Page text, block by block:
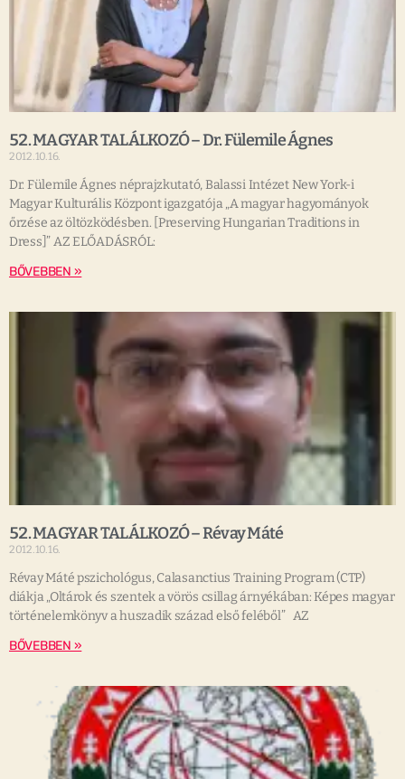
52. MAGYAR TALÁLKOZÓ – Dr. Fülemile Ágnes
2012.10.16.
Dr. Fülemile Ágnes néprajzkutató, Balassi Intézet New York-i
Magyar Kulturális Központ igazgatója „A magyar hagyományok
őrzése az öltözködésben. [Preserving Hungarian Traditions in
Dress]” AZ ELŐADÁSRÓL:
BŐVEBBEN »
52. MAGYAR TALÁLKOZÓ – Révay Máté
2012.10.16.
Révay Máté pszichológus, Calasanctius Training Program (CTP)
diákja „Oltárok és szentek a vörös csillag árnyékában: Képes magyar
történelemkönyv a huszadik század első feléből” AZ
BŐVEBBEN »